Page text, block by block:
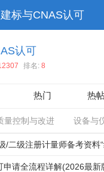
建标与CNAS认可
认可
排名:8
热门 热
量控制与改进 设备与
/二级注册计量师备考资料
请全流程详解(2026最新